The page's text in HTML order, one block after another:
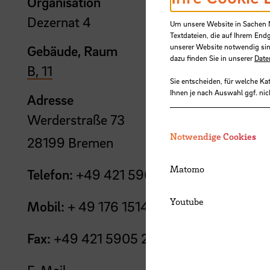
Dezernat 4
Gebäude, Raum
B, 11
Adresse
Werderstraße 73
28199 Bremen
Telefon: +49 421 5905 4900
Mobil: + 49 176 1514 0283
Fax: +49 421 5905 2292
Um unsere Website in
Textdateien, die auf Ihrem
unserer Website notwendig
dazu finden Sie in unserer
Sie entscheiden, für welche
Ihnen je nach Auswahl ggf.
Notwendige Cookies
Matomo
Youtube